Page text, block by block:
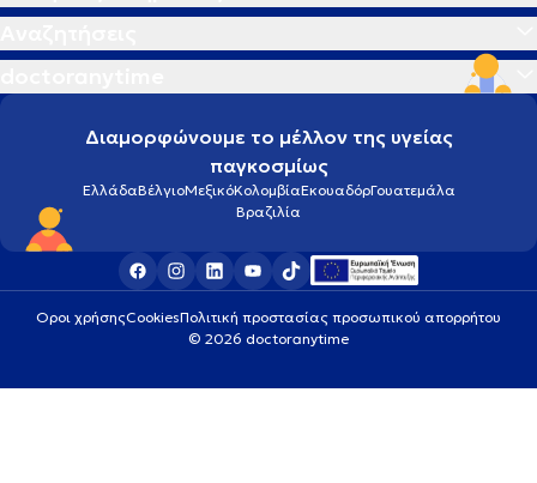
Διαμορφώνουμε το μέλλον της υγείας
παγκοσμίως
ΕλλάδαΒέλγιοΜεξικόΚολομβίαΕκουαδόρΓουατεμάλα
Βραζιλία
Οροι χρήσηςCookiesΠολιτική προστασίας προσωπικού απορρήτου
© 2026 doctoranytime